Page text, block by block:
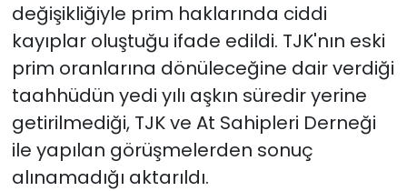
değişikliğiyle prim haklarında ciddi
kayıplar oluştuğu ifade edildi. TJK'nın eski
prim oranlarına dönüleceğine dair verdiği
taahhüdün yedi yılı aşkın süredir yerine
getirilmediği, TJK ve At Sahipleri Derneği
ile yapılan görüşmelerden sonuç
alınamadığı aktarıldı.